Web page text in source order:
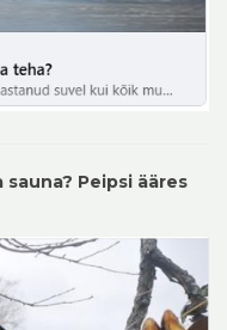
Peipsi ääres